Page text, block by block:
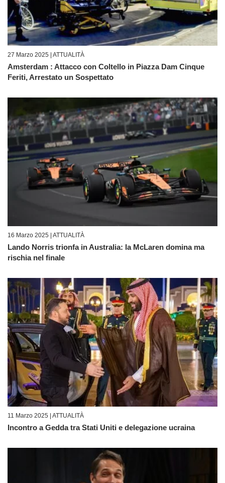
27 Marzo 2025 | ATTUALITÀ
Amsterdam : Attacco con Coltello in Piazza Dam Cinque
Feriti, Arrestato un Sospettato
16 Marzo 2025 | ATTUALITÀ
Lando Norris trionfa in Australia: la McLaren domina ma
rischia nel finale
11 Marzo 2025 | ATTUALITÀ
Incontro a Gedda tra Stati Uniti e delegazione ucraina